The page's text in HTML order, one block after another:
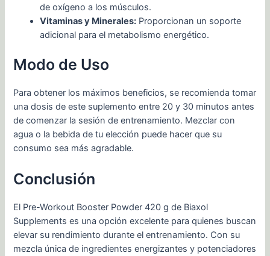
de oxígeno a los músculos.
Vitaminas y Minerales: Proporcionan un soporte
adicional para el metabolismo energético.
Modo de Uso
Para obtener los máximos beneficios, se recomienda tomar
una dosis de este suplemento entre 20 y 30 minutos antes
de comenzar la sesión de entrenamiento. Mezclar con
agua o la bebida de tu elección puede hacer que su
consumo sea más agradable.
Conclusión
El Pre-Workout Booster Powder 420 g de Biaxol
Supplements es una opción excelente para quienes buscan
elevar su rendimiento durante el entrenamiento. Con su
mezcla única de ingredientes energizantes y potenciadores